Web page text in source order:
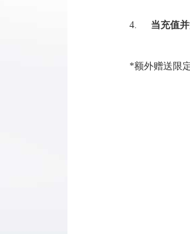
4. 当充值
*额外赠送限